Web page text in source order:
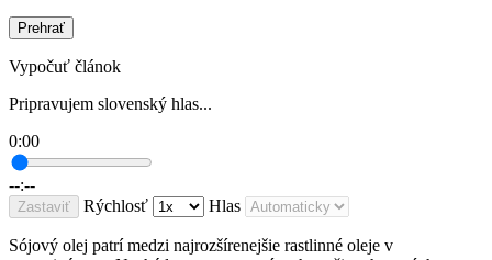
Prehrať
Vypočuť článok
Pripravujem slovenský hlas...
0:00
--:--
Zastaviť Rýchlosť Hlas
Sójový olej patrí medzi najrozšírenejšie rastlinné oleje v